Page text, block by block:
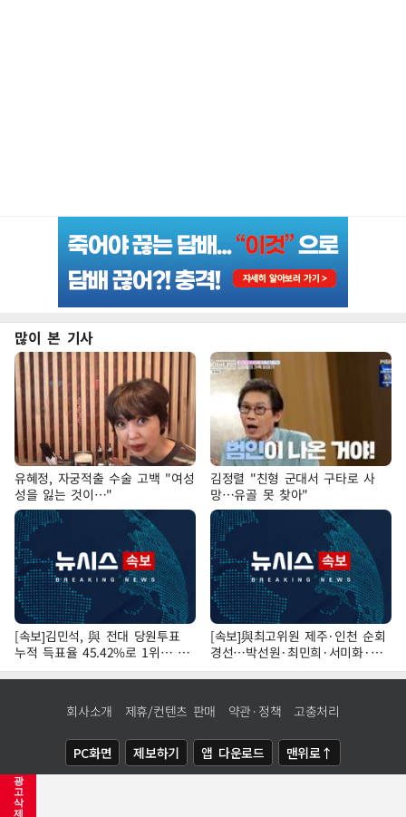
광
고
삭
제
많이 본 기사
유혜정, 자궁적출 수술 고백 "여성
성을 잃는 것이…"
김정렬 "친형 군대서 구타로 사
망…유골 못 찾아"
[속보]김민석, 與 전대 당원투표
누적 득표율 45.42%로 1위… 정
청래 44.56%
[속보]與최고위원 제주·인천 순회
경선…박선원·최민희·서미화·한
민수·김용 순
회사소개 제휴/컨텐츠 판매 약관·정책 고충처리
PC화면 제보하기 앱 다운로드 맨위로↑